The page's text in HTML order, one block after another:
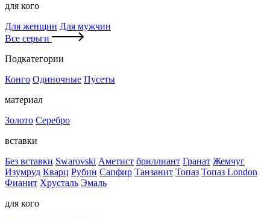
для кого
Для женщин Для мужчин
Все серьги
Подкатегории
Конго Одиночные Пусеты
материал
Золото Серебро
вставки
Без вставки Swarovski Аметист бриллиант Гранат Жемчуг
Изумруд Кварц Рубин Сапфир Танзанит Топаз Топаз London
Фианит Хрусталь Эмаль
для кого